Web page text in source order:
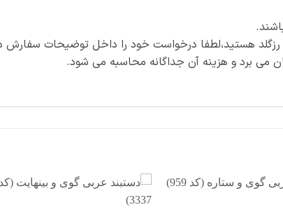
هستید،لطفا درخواست خود را داخل توضیحات سفارش